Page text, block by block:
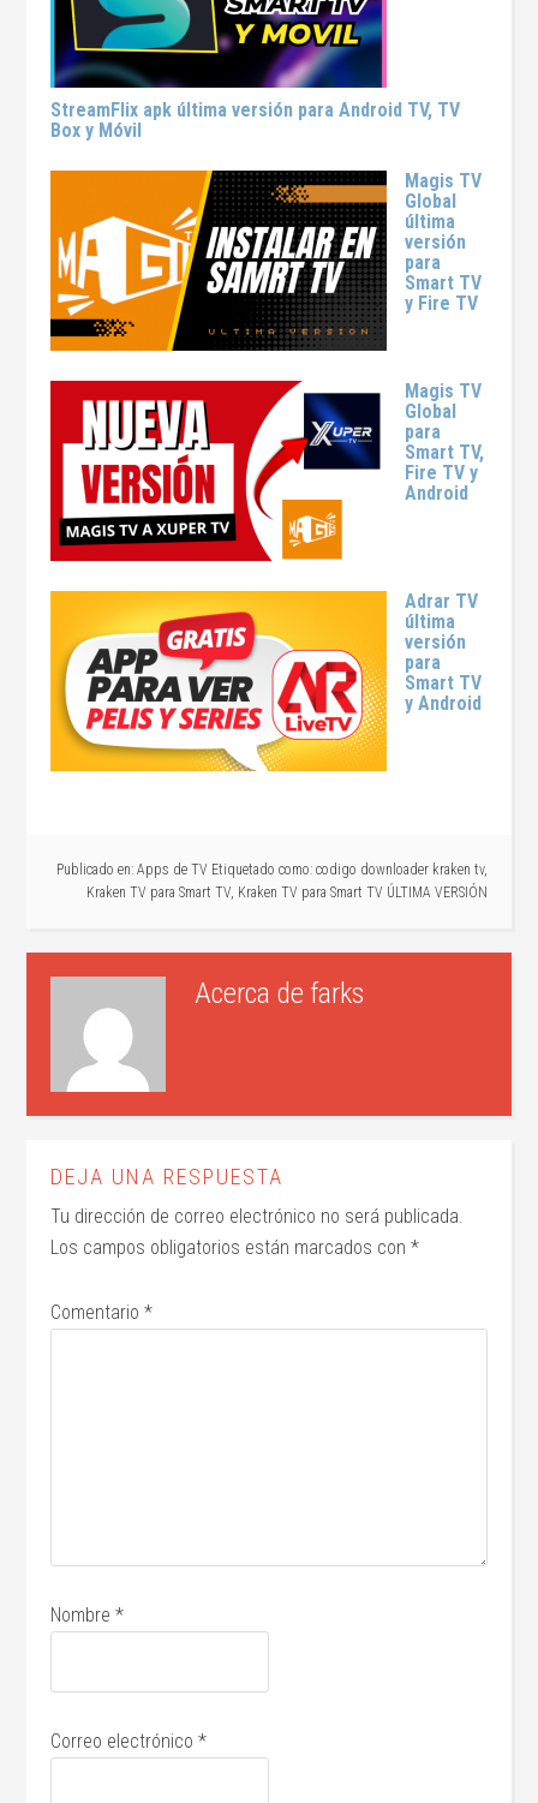
StreamFlix apk última versión para Android TV, TV
Box y Móvil
Magis TV
Global
última
versión
para
Smart TV
y Fire TV
Magis TV
Global
para
Smart TV,
Fire TV y
Android
Adrar TV
última
versión
para
Smart TV
y Android
Publicado en: Apps de TV Etiquetado como: codigo downloader kraken tv,
Kraken TV para Smart TV, Kraken TV para Smart TV ÚLTIMA VERSIÓN
Acerca de farks
DEJA UNA RESPUESTA
Tu dirección de correo electrónico no será publicada.
Los campos obligatorios están marcados con*
Comentario*
Nombre*
Correo electrónico*